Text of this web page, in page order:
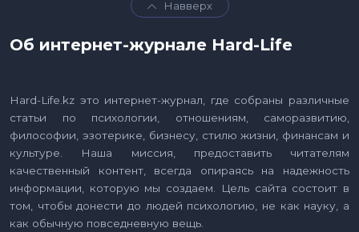
Навверх
Об интернет-журнале Hard-Life
Hard-Life.kz это интернет-журнал, где собраны различные
статьи по психологии, отношениям, саморазвитию,
философии, эзотерике, бизнесу, стилю жизни, финансам и
культуре. Наша миссия, предоставить читателям
качественный контент, всегда опираясь на надежность
информации, которую мы создаем. Цель сайта состоит в
том, чтобы донести до людей психологию, не как науку, а
как обычную повседневную вещь.